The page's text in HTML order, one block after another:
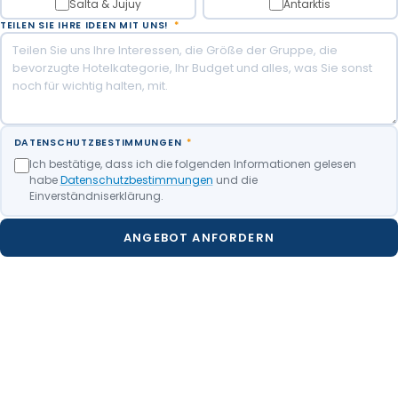
Übernachtung in Santiago de Chile.
Mahlzeiten inbegriffen: Frühstück.
Salta & Jujuy Antarktis
TEILEN SIE IHRE IDEEN MIT UNS! *
DATENSCHUTZBESTIMMUNGEN *
Ich bestätige, dass ich die folgenden Informationen gelesen
habeDatenschutzbestimmungen und die
Einverständniserklärung.
ANGEBOT ANFORDERN